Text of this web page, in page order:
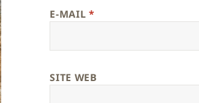
E-MAIL *
SITE WEB